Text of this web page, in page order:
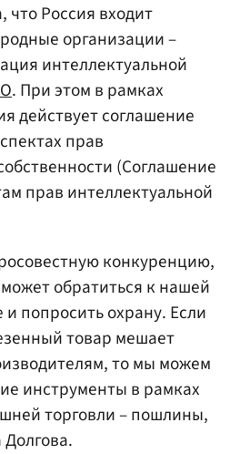
Россия входит
организации –
интеллектуальной
. При этом в рамках
действует соглашение
прав
(Соглашение
прав интеллектуальной
конкуренцию,
обратиться к нашей
попросить охрану. Если
товар мешает
то мы можем
инструменты в рамках
торговли – пошлины,